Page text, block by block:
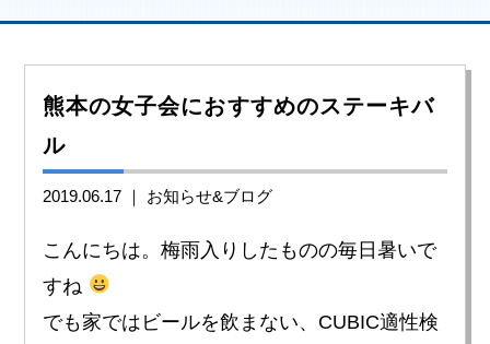
熊本の女子会におすすめのステーキバ
ル
2019.06.17 ｜ お知らせ&ブログ
こんにちは。梅雨入りしたものの毎日暑いで
すね
でも家ではビールを飲まない、CUBIC適性検